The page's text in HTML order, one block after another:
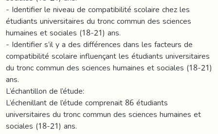
- Identifier le niveau de compatibilité scolaire chez les
étudiants universitaires du tronc commun des sciences
humaines et sociales (18-21) ans.
- Identifier s’il y a des différences dans les facteurs de
compatibilité scolaire influençant les étudiants universitaires
du tronc commun des sciences humaines et sociales (18-21)
ans.
L’échantillon de l’étude:
L’échenillant de l’étude comprenait 86 étudiants
universitaires du tronc commun des sciences humaines et
sociales (18-21) ans.